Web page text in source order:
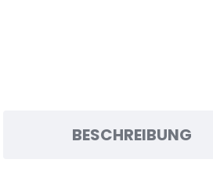
BESCHREIBUNG